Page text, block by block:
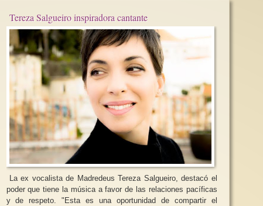
Tereza Salgueiro inspiradora cantante
La ex vocalista de Madredeus Tereza Salgueiro, destacó el
poder que tiene la música a favor de las relaciones pacíficas
y de respeto. "Esta es una oportunidad de compartir el